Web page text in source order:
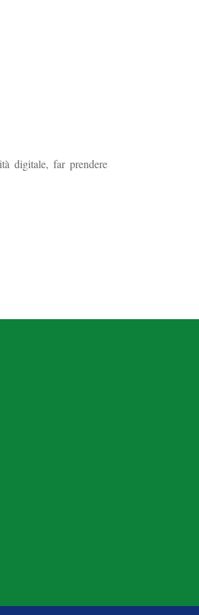
digitale, far prendere